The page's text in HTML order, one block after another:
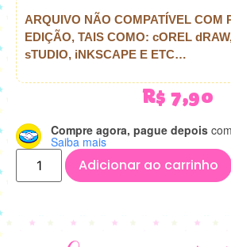
ARQUIVO NÃO COMPATÍVEL COM
EDIÇÃO, TAIS COMO: cOREL
sTUDIO, iNKSCAPE E ETC…
R$ 7,90
Compre agora, pague depois
Saiba mais
Adicionar ao carrinho